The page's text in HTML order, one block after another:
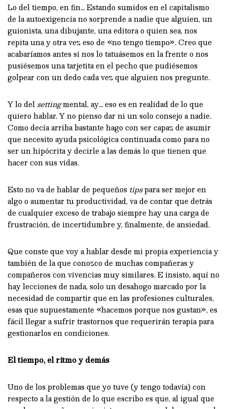
Lo del tiempo, en fin… Estando sumidos en el capitalismo
de la autoexigencia no sorprende a nadie que alguien, un
guionista, una dibujante, una editora o quien sea, nos
repita una y otra vez eso de «no tengo tiempo». Creo que
acabaríamos antes si nos lo tatuásemos en la frente o nos
pusiésemos una tarjetita en el pecho que pudiésemos
golpear con un dedo cada vez que alguien nos pregunte.
Y lo delsettingmental, ay… eso es en realidad de lo que
quiero hablar. Y no pienso dar ni un solo consejo a nadie.
Como decía arriba bastante hago con ser capaz de asumir
que necesito ayuda psicológica continuada como para no
ser un hipócrita y decirle a las demás lo que tienen que
hacer con sus vidas.
Esto no va de hablar de pequeños tipspara ser mejor en
algo o aumentar tu productividad, va de contar que detrás
de cualquier exceso de trabajo siempre hay una carga de
frustración, de incertidumbre y, finalmente, de ansiedad.
Que conste que voy a hablar desde mi propia experiencia y
también de la que conozco de muchas compañeras y
compañeros con vivencias muy similares. E insisto, aquí no
hay lecciones de nada, solo un desahogo marcado por la
necesidad de compartir que en las profesiones culturales,
esas que supuestamente «hacemos porque nos gustan», es
fácil llegar a sufrir trastornos que requerirán terapia para
gestionarlos en condiciones.
El tiempo, el ritmo y demás
Uno de los problemas que yo tuve (y tengo todavía) con
respecto a la gestión de lo que escribo es que, al igual que